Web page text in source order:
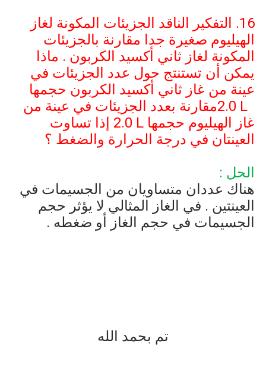
16. التفكير الناقد الجزيئات المكونة لغاز
الهيليوم صغيرة جدا مقارنة بالجزيئات
المكونة لغاز ثاني أكسيد الكربون . ماذا
يمكن أن تستنتج حول عدد الجزيئات في
عينة من غاز ثاني أكسيد الكربون حجمها
2.0 Lمقارنة بعدد الجزيئات في عينة من
غاز الهيليوم حجمها 2.0 L إذا تساوت
العينتان في درجة الحرارة والضغط ؟
الحل :
هناك عددان متساويان من الجسيمات في
العينتين . في الغاز المثالي لا يؤثر حجم
الجسيمات في حجم الغاز أو ضغطه .
تم بحمد الله